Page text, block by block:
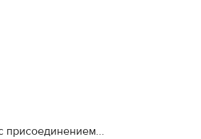
присоединением...